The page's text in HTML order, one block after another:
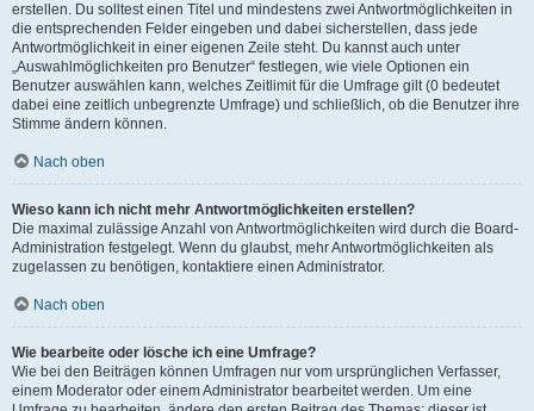
erstellen. Du solltest einen Titel und mindestens zwei Antwortmöglichkeiten in
die entsprechenden Felder eingeben und dabei sicherstellen, dass jede
Antwortmöglichkeit in einer eigenen Zeile steht. Du kannst auch unter
„Auswahlmöglichkeiten pro Benutzer“ festlegen, wie viele Optionen ein
Benutzer auswählen kann, welches Zeitlimit für die Umfrage gilt (0 bedeutet
dabei eine zeitlich unbegrenzte Umfrage) und schließlich, ob die Benutzer ihre
Stimme ändern können.
Nach oben
Wieso kann ich nicht mehr Antwortmöglichkeiten erstellen?
Die maximal zulässige Anzahl von Antwortmöglichkeiten wird durch die Board-
Administration festgelegt. Wenn du glaubst, mehr Antwortmöglichkeiten als
zugelassen zu benötigen, kontaktiere einen Administrator.
Nach oben
Wie bearbeite oder lösche ich eine Umfrage?
Wie bei den Beiträgen können Umfragen nur vom ursprünglichen Verfasser,
einem Moderator oder einem Administrator bearbeitet werden. Um eine